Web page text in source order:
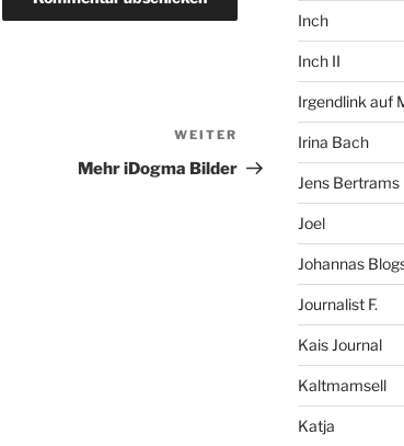
Nächster
Beitrag
WEITER
Mehr iDogma Bilder
Inch
Inch II
Irgendlink auf
Irina Bach
Jens Bertrams
Joel
Johannas
Journalist F.
Kais Journal
Kaltmamsell
Katja